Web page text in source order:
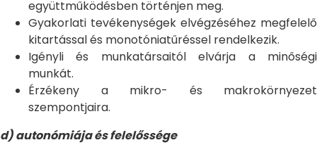
együttműködésben történjen meg.
Gyakorlati tevékenységek elvégzéséhez megfelelő
kitartással és monotóniatűréssel rendelkezik.
Igényli és munkatársaitól elvárja a minőségi
munkát.
Érzékeny a mikro- és makrokörnyezet
szempontjaira.
d) autonómiája és felelőssége